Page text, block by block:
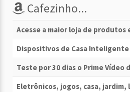
Cafezinho...
Acesse a maior loja de
Dispositivos de Casa
Teste por 30 dias o Prime Vídeo
Eletrônicos, jogos, casa, jardim,